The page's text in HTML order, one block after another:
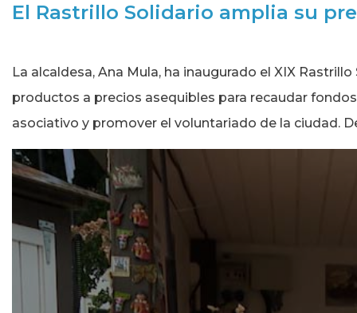
El Rastrillo Solidario amplia su
La alcaldesa, Ana Mula, ha inaugurado el XIX
productos a precios asequibles para recaudar
asociativo y promover el voluntariado de la ciudad.